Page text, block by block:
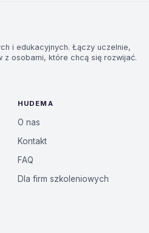
i edukacyjnych. Łączy uczelnie,
z osobami, które chcą się rozwijać.
HUDEMA
O nas
Kontakt
FAQ
Dla firm szkoleniowych